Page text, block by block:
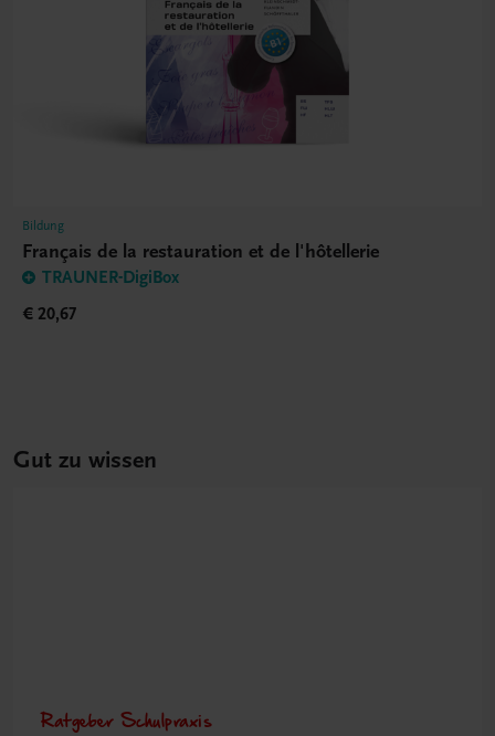
Bildung
Français de la restauration et de l'hôtellerie
TRAUNER-DigiBox
€ 20,67
Gut zu wissen
Ratgeber Schulpraxis